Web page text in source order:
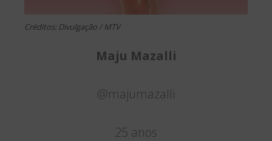
Créditos: Divulgação / MTV
Maju Mazalli
@majumazalli
25 anos